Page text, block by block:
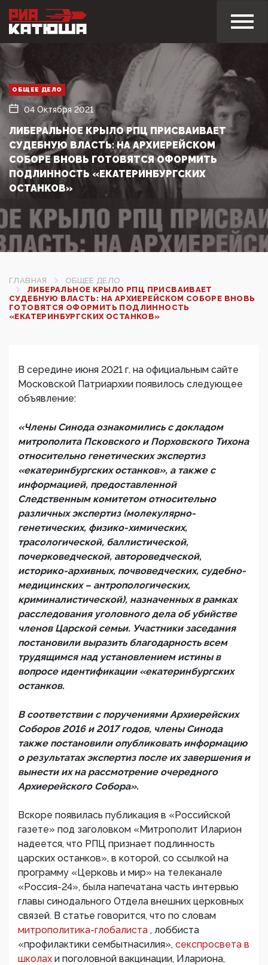
ОБЩЕЕ ДЕЛО
04 Октября 2021
ЛИБЕРАЛЬНОЕ КРЫЛО РПЦ ПРИСВАИВАЕТ
СУДЕБНУЮ ВЛАСТЬ: НА АРХИЕРЕЙСКОМ
СОБОРЕ ВНОВЬ ГОТОВЯТСЯ ОФОРМИТЬ
ПОДЛИННОСТЬ «ЕКАТЕРИНБУРГСКИХ
ОСТАНКОВ»
ГЛАВНАЯ
ОБЩЕЕ ДЕЛО
ЛИБЕРАЛЬНОЕ КРЫЛО РПЦ ПРИСВАИВАЕТ
СУДЕБНУЮ ВЛАСТЬ: НА АРХИЕРЕЙСКОМ СОБОРЕ ВНОВЬ
ГОТОВЯТСЯ ОФОРМИТЬ ПОДЛИННОСТЬ
«ЕКАТЕРИНБУРГСКИХ ОСТАНКОВ»
В середине июня 2021 г. на официальным сайте
Московской Патриархии появилось следующее
объявление:
«Члены Синода ознакомились с докладом
митрополита Псковского и Порховского Тихона
относительно генетических экспертиз
«екатеринбургских останков», а также с
информацией, предоставленной
Следственным комитетом относительно
различных экспертиз (молекулярно-
генетических, физико-химических,
трасологической, баллистической,
почерковедческой, автороведческой,
историко-архивных, почвоведческих, судебно-
медицинских – антропологических,
криминалистической), назначенных в рамках
расследования уголовного дела об убийстве
членов Царской семьи. Участники заседания
постановили выразить благодарность всем
трудящимся над установлением истины в
вопросе идентификации «екатеринбургских
останков.
В соответствии с поручениями Архиерейских
Соборов 2016 и 2017 годов, члены Синода
также постановили опубликовать информацию
о результатах экспертиз после их завершения и
вынести их на рассмотрение очередного
Архиерейского Собора».
Вскоре появилась публикация в «Российской
газете» под заголовком «Митрополит Иларион
надеется, что РПЦ признает подлинность
царских останков», в которой, со ссылкой на
программу «Церковь и мир» на телеканале
«Россия-24», была напечатана часть интервью
главы синодального Отдела внешних церковных
связей. В статье говорится, что по словам
митрополитика-глобалиста , лоббиста
«профилактики сембытнасилия», секспросвета в
школах и поголовной вакцинации, Илариона,